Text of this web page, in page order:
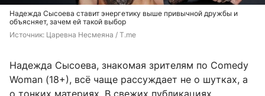
Надежда Сысоева ставит энергетику выше привычной дружбы и
объясняет, зачем ей такой выбор
Источник: Царевна Несмеяна / T.me
Надежда Сысоева, знакомая зрителям по Comedy
Woman (18+), всё чаще рассуждает не о шутках, а